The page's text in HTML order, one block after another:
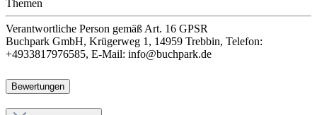
Themen
Verantwortliche Person gemäß Art. 16 GPSR
Buchpark GmbH, Krügerweg 1, 14959 Trebbin, Telefon:
+4933817976585, E-Mail: info@buchpark.de
Bewertungen